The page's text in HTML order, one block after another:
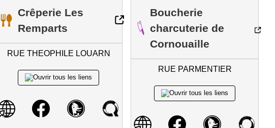
Crêperie Les
Remparts
RUE THEOPHILE LOUARN
Boucherie
charcuterie de
Cornouaille
RUE PARMENTIER